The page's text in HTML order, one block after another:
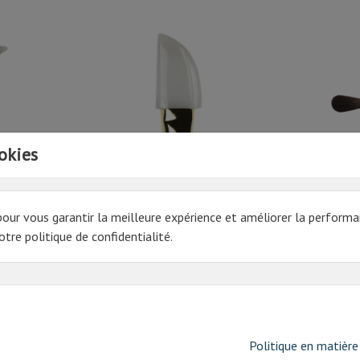
vous garantir la meilleure expérience et améliorer la
politique de confidentialité.
Politique en
| N°19 AGATE POLIE A BRUNIR | N°26
50.38€ HT
Prix
60,46 € TTC
MOUILLEUR
ont également acheté: